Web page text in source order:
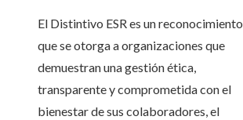
El Distintivo ESR es un reconocimiento
que se otorga a organizaciones que
demuestran una gestión ética,
transparente y comprometida con el
bienestar de sus colaboradores, el